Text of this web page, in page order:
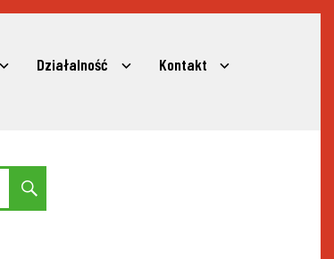
expandDziałalność
expandKontakt
expand